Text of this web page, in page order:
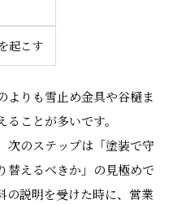
起こす
よりも雪止め金具や谷樋ま
ことが多いです。
次のステップは「塗装で守
替えるべきか」の見極めで
の説明を受けた時に、営業